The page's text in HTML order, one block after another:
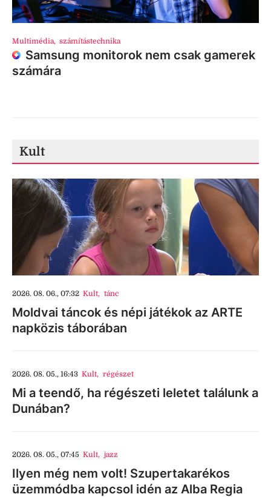
Multimédia, számítástechnika
Samsung monitorok nem csak gamerek
számára
Kult
2026. 08. 06., 07:32 Kult, tánc
Moldvai táncok és népi játékok az ARTE
napközis táborában
2026. 08. 05., 16:43 Kult, régészet
Mi a teendő, ha régészeti leletet találunk a
Dunában?
2026. 08. 05., 07:45 Kult, jazz
Ilyen még nem volt! Szupertakarékos
üzemmódba kapcsol idén az Alba Regia